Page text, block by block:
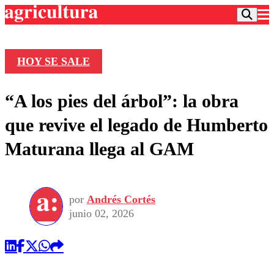
Frecuencias
Agricultura TV
Deportes
Colo Colo
Seleccion Chilena
Torneo Internacional
Entretención
Economía
Internacional
Publicaciones en medios
Opinión
HOY SE SALE
“A los pies del árbol”: la obra
que revive el legado de Humberto
Maturana llega al GAM
por Andrés Cortés
junio 02, 2026